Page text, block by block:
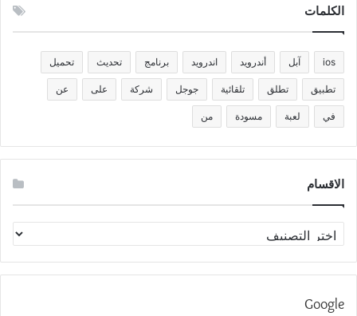
الكلمات
ios آبل أندرويد اندرويد برنامج تحديث تحميل
تطبيق تطلق تلقائية جوجل شركة على عن
في لعبة مسودة من
الاقسام
الاقسام
Google